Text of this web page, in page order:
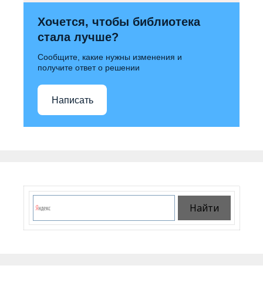
Хочется, чтобы библиотека
стала лучше?
Сообщите, какие нужны изменения и
получите ответ о решении
Написать